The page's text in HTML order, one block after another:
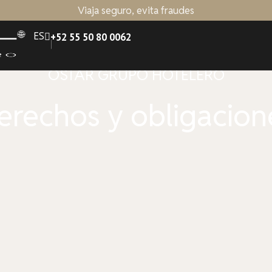
Viaja seguro, evita fraudes
ES +52 55 50 80 0062
OSTAR GRUPO HOTELERO